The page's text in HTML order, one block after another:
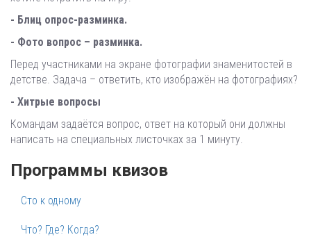
- Блиц опрос-разминка.
- Фото вопрос – разминка.
Перед участниками на экране фотографии знаменитостей в
детстве. Задача – ответить, кто изображён на фотографиях?
- Хитрые вопросы
Командам задаётся вопрос, ответ на который они должны
написать на специальных листочках за 1 минуту.
Программы квизов
Сто к одному
Что? Где? Когда?